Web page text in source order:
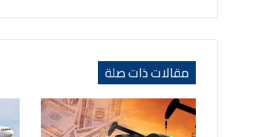
مقالات ذات صلة